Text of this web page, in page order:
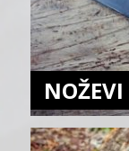
NOŽEVI